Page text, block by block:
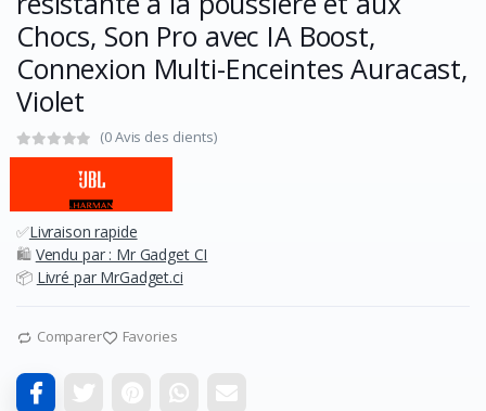
Chocs, Son Pro avec IA Boost,
Connexion Multi-Enceintes Auracast,
Violet
(0 Avis des clients)
✅Livraison rapide
🛍️ Vendu par : Mr Gadget CI
📦 Livré par MrGadget.ci
Comparer Favories